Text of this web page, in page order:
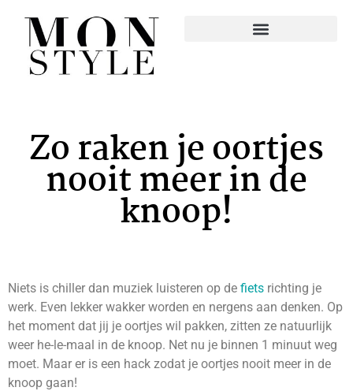
Zo raken je oortjes
nooit meer in de
knoop!
Niets is chiller dan muziek luisteren op de fiets richting je
werk. Even lekker wakker worden en nergens aan denken. Op
het moment dat jij je oortjes wil pakken, zitten ze natuurlijk
weer he-le-maal in de knoop. Net nu je binnen 1 minuut weg
moet. Maar er is een hack zodat je oortjes nooit meer in de
knoop gaan!